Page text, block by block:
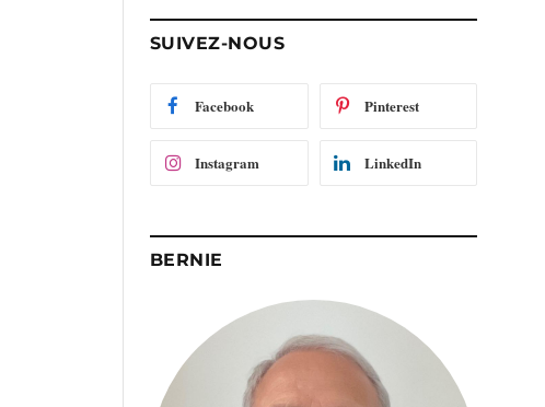
m
a
SUIVEZ-NOUS
Facebook Pinterest
Instagram LinkedIn
BERNIE